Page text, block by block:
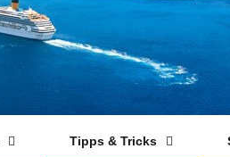
Tipps & Tricks